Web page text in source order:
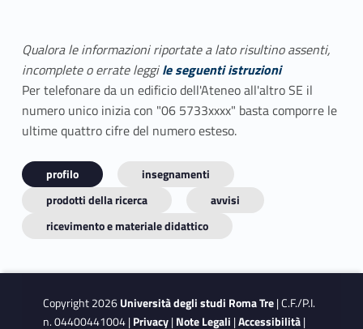
Qualora le informazioni riportate a lato risultino assenti,
incomplete o errate leggile seguenti istruzioni
Per telefonare da un edificio dell'Ateneo all'altro SE il
numero unico inizia con "06 5733xxxx" basta comporre le
ultime quattro cifre del numero esteso.
profilo
insegnamenti
prodotti della ricerca
avvisi
ricevimento e materiale didattico
Copyright 2026Università degli studi Roma Tre| C.F./P.I.
n. 04400441004 |Privacy|Note Legali |Accessibilità|